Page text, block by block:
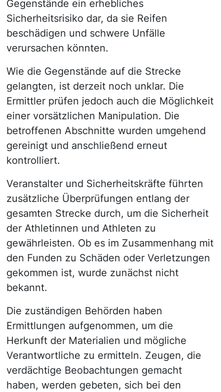
Gegenstände ein erhebliches
Sicherheitsrisiko dar, da sie Reifen
beschädigen und schwere Unfälle
verursachen könnten.
Wie die Gegenstände auf die Strecke
gelangten, ist derzeit noch unklar. Die
Ermittler prüfen jedoch auch die Möglichkeit
einer vorsätzlichen Manipulation. Die
betroffenen Abschnitte wurden umgehend
gereinigt und anschließend erneut
kontrolliert.
Veranstalter und Sicherheitskräfte führten
zusätzliche Überprüfungen entlang der
gesamten Strecke durch, um die Sicherheit
der Athletinnen und Athleten zu
gewährleisten. Ob es im Zusammenhang mit
den Funden zu Schäden oder Verletzungen
gekommen ist, wurde zunächst nicht
bekannt.
Die zuständigen Behörden haben
Ermittlungen aufgenommen, um die
Herkunft der Materialien und mögliche
Verantwortliche zu ermitteln. Zeugen, die
verdächtige Beobachtungen gemacht
haben, werden gebeten, sich bei den